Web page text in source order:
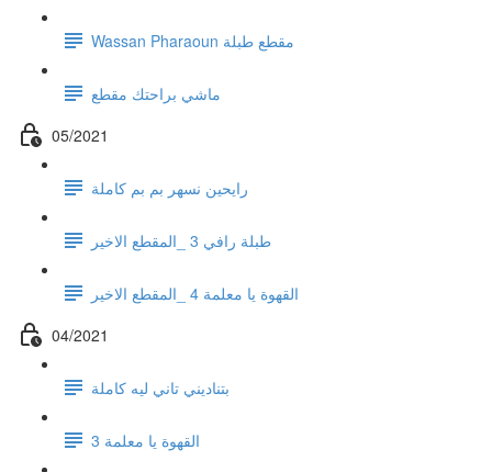
Wassan Pharaoun مقطع طبلة
ماشي براحتك مقطع
05/2021
رايحين نسهر بم بم كاملة
طبلة رافي 3 _المقطع الاخير
القهوة يا معلمة 4 _المقطع الاخير
04/2021
بتناديني تاني ليه كاملة
القهوة يا معلمة 3